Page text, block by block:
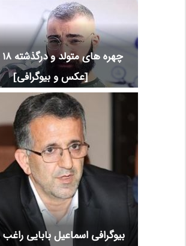
[عکس و بیوگرافی]
بیوگرافی اسماعیل بابایی